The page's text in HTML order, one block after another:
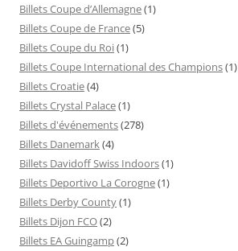
Billets Coupe d’Allemagne(1)
Billets Coupe de France(5)
Billets Coupe du Roi(1)
Billets Coupe International des Champions(1)
Billets Croatie(4)
Billets Crystal Palace(1)
Billets d'événements(278)
Billets Danemark(4)
Billets Davidoff Swiss Indoors(1)
Billets Deportivo La Corogne(1)
Billets Derby County(1)
Billets Dijon FCO(2)
Billets EA Guingamp(2)